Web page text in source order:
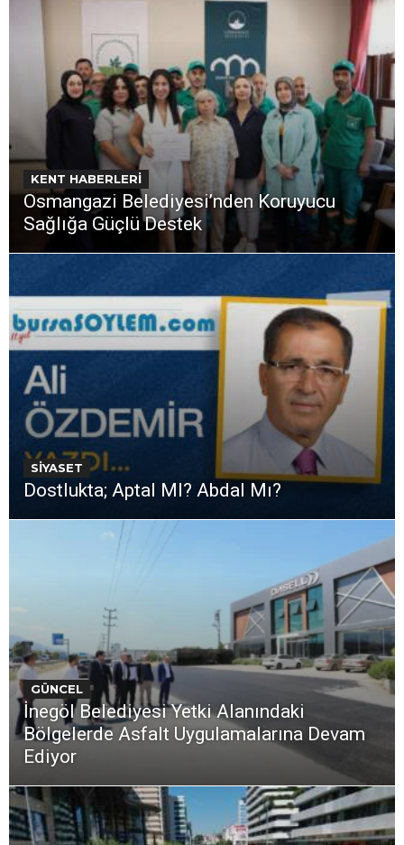
KENT HABERLERİ
Osmangazi Belediyesi’nden Koruyucu
Sağlığa Güçlü Destek
SİYASET
Dostlukta; Aptal MI? Abdal Mı?
GÜNCEL
İnegöl Belediyesi Yetki Alanındaki
Bölgelerde Asfalt Uygulamalarına Devam
Ediyor